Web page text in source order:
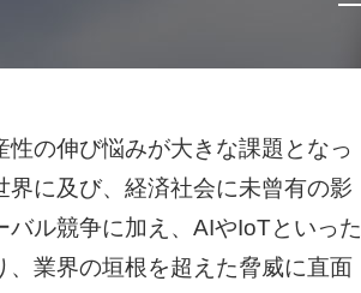
来月の研修・セミナー
の伸び悩みが大きな課題となっ
に及び、経済社会に未曾有の影
ル競争に加え、AIやIoTといった
業界の垣根を超えた脅威に直面